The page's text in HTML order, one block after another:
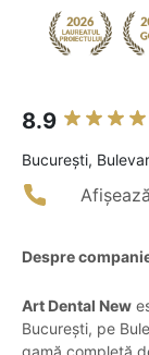
8.9
Bucureşti,
Despre
Art Dental New
București, pe
gamă completă